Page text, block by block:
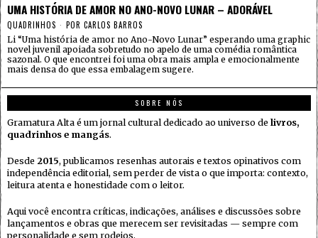
UMA HISTÓRIA DE AMOR NO ANO-NOVO LUNAR – ADORÁVEL
QUADRINHOS POR CARLOS BARROS
Li “Uma história de amor no Ano-Novo Lunar” esperando uma graphic
novel juvenil apoiada sobretudo no apelo de uma comédia romântica
sazonal. O que encontrei foi uma obra mais ampla e emocionalmente
mais densa do que essa embalagem sugere.
SOBRE NÓS
Gramatura Alta é um jornal cultural dedicado ao universo de livros,
quadrinhos e mangás.
Desde 2015, publicamos resenhas autorais e textos opinativos com
independência editorial, sem perder de vista o que importa: contexto,
leitura atenta e honestidade com o leitor.
Aqui você encontra críticas, indicações, análises e discussões sobre
lançamentos e obras que merecem ser revisitadas — sempre com
personalidade e sem rodeios.